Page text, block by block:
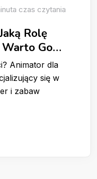
czas czytania
Rolę
Go
Animator dla
się w
i zabaw